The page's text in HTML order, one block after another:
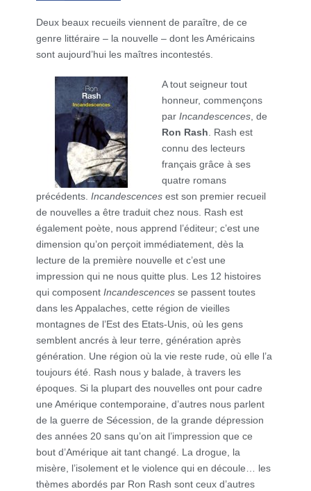
Deux beaux recueils viennent de paraître, de ce
genre littéraire – la nouvelle – dont les Américains
sont aujourd’hui les maîtres incontestés.
A tout seigneur tout
honneur, commençons
parIncandescences, de
Ron Rash. Rash est
connu des lecteurs
français grâce à ses
quatre romans
précédents.Incandescences est son premier recueil
de nouvelles a être traduit chez nous. Rash est
également poète, nous apprend l’éditeur; c’est une
dimension qu’on perçoit immédiatement, dès la
lecture de la première nouvelle et c’est une
impression qui ne nous quitte plus. Les 12 histoires
qui composentIncandescences se passent toutes
dans les Appalaches, cette région de vieilles
montagnes de l’Est des Etats-Unis, où les gens
semblent ancrés à leur terre, génération après
génération. Une région où la vie reste rude, où elle l’a
toujours été. Rash nous y balade, à travers les
époques. Si la plupart des nouvelles ont pour cadre
une Amérique contemporaine, d’autres nous parlent
de la guerre de Sécession, de la grande dépression
des années 20 sans qu’on ait l’impression que ce
bout d’Amérique ait tant changé. La drogue, la
misère, l’isolement et le violence qui en découle… les
thèmes abordés par Ron Rash sont ceux d’autres